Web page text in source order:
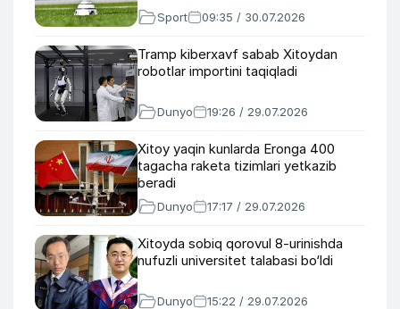
Sport 09:35 / 30.07.2026
Tramp kiberxavf sabab Xitoydan
robotlar importini taqiqladi
Dunyo 19:26 / 29.07.2026
Xitoy yaqin kunlarda Eronga 400
tagacha raketa tizimlari yetkazib
beradi
Dunyo 17:17 / 29.07.2026
Xitoyda sobiq qorovul 8-urinishda
nufuzli universitet talabasi bo‘ldi
Dunyo 15:22 / 29.07.2026